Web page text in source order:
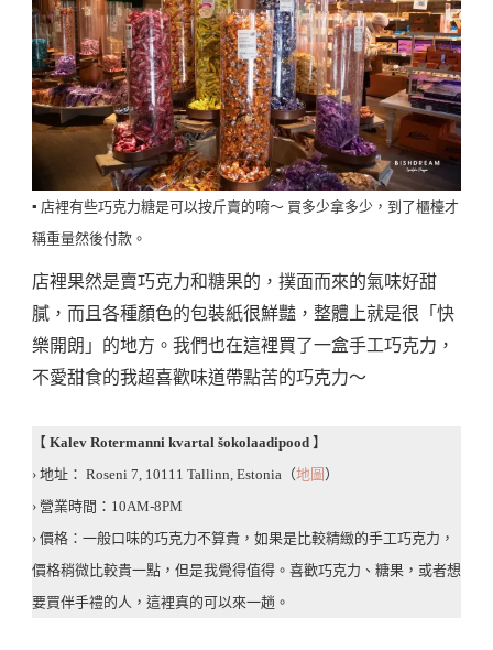
▪️ 店裡有些巧克力糖是可以按斤賣的唷～ 買多少拿多少，到了櫃檯才
稱重量然後付款。
店裡果然是賣巧克力和糖果的，撲面而來的氣味好甜
膩，而且各種顏色的包裝紙很鮮豔，整體上就是很「快
樂開朗」的地方。我們也在這裡買了一盒手工巧克力，
不愛甜食的我超喜歡味道帶點苦的巧克力～
【 Kalev Rotermanni kvartal šokolaadipood 】
› 地址： Roseni 7, 10111 Tallinn, Estonia（地圖 ）
› 營業時間：10AM-8PM
› 價格：一般口味的巧克力不算貴，如果是比較精緻的手工巧克力，
價格稍微比較貴一點，但是我覺得值得。喜歡巧克力、糖果，或者想
要買伴手禮的人，這裡真的可以來一趟。